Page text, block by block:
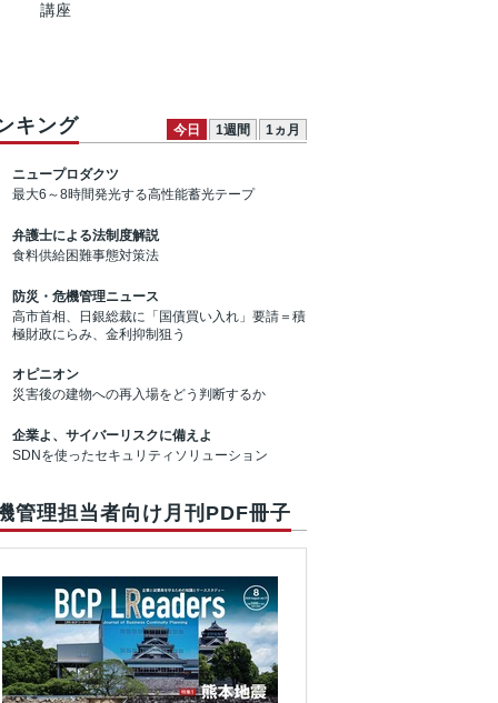
講座
キング 今日 1週間 1ヵ月
ニュープロダクツ
最大6～8時間発光する高性能蓄光テープ
弁護士による法制度解説
食料供給困難事態対策法
防災・危機管理ニュース
高市首相、日銀総裁に「国債買い入れ」要請＝積
極財政にらみ、金利抑制狙う
オピニオン
災害後の建物への再入場をどう判断するか
企業よ、サイバーリスクに備えよ
SDNを使ったセキュリティソリューション
管理担当者向け月刊PDF冊子